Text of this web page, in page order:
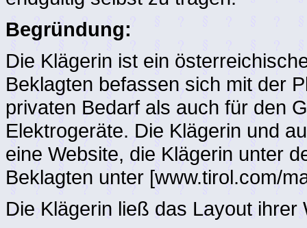
Begründung:
Die Klägerin ist ein
Beklagten befassen sich mit der
privaten Bedarf als auch für den
Elektrogeräte. Die Klägerin und
eine Website, die Klägerin unter
Beklagten unter [www.tirol.com/
Die Klägerin ließ das Layout